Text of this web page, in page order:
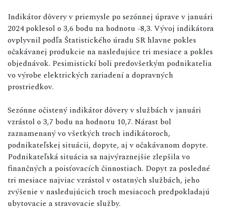
Indikátor dôvery v priemysle po sezónnej úprave v januári
2024 poklesol o 3,6 bodu na hodnotu -8,3. Vývoj indikátora
ovplyvnil podľa Štatistického úradu SR hlavne pokles
očakávanej produkcie na nasledujúce tri mesiace a pokles
objednávok. Pesimistickí boli predovšetkým podnikatelia
vo výrobe elektrických zariadení a dopravných
prostriedkov.
Sezónne očistený indikátor dôvery v službách v januári
vzrástol o 3,7 bodu na hodnotu 10,7. Nárast bol
zaznamenaný vo všetkých troch indikátoroch,
podnikateľskej situácii, dopyte, aj v očakávanom dopyte.
Podnikateľská situácia sa najvýraznejšie zlepšila vo
finančných a poisťovacích činnostiach. Dopyt za posledné
tri mesiace najviac vzrástol v ostatných službách, jeho
zvýšenie v nasledujúcich troch mesiacoch predpokladajú
ubytovacie a stravovacie služby.